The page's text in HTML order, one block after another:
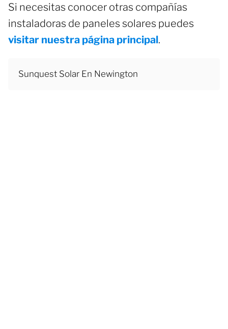
Si necesitas conocer otras compañías
instaladoras de paneles solares puedes
visitar nuestra página principal.
Sunquest Solar En Newington